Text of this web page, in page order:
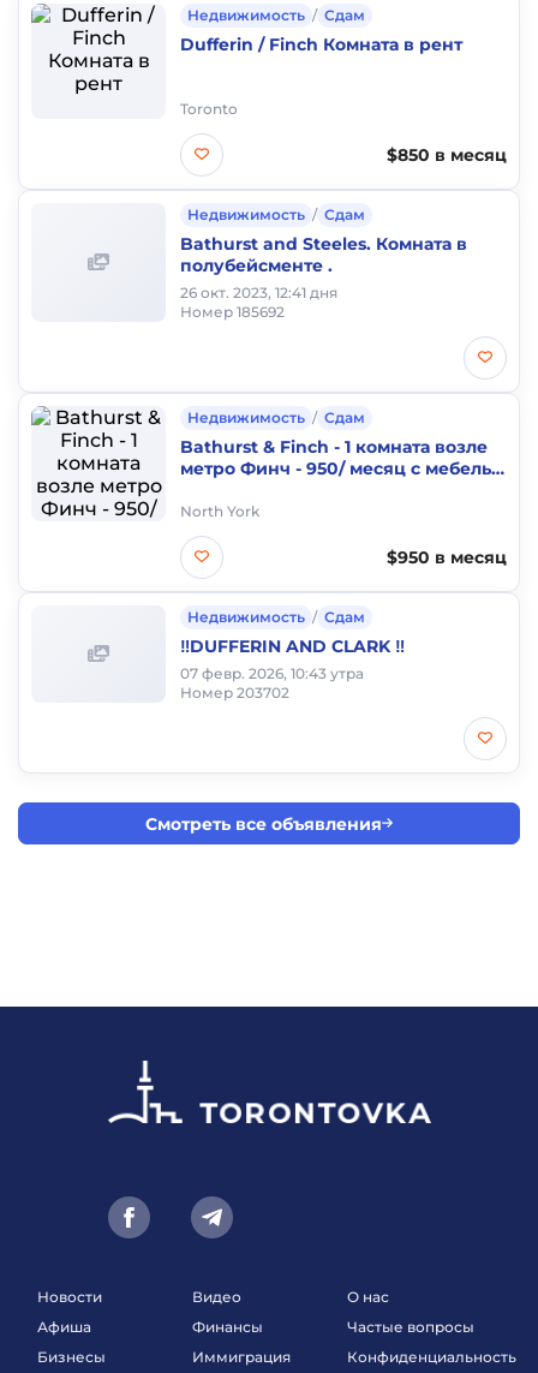
Недвижимость / Сдам
Dufferin / Finch Комната в рент
Toronto
$850 в месяц
Недвижимость / Сдам
Bathurst and Steeles. Комната в
полубейсменте .
26 окт. 2023, 12:41 дня
Номер 185692
Недвижимость / Сдам
Bathurst & Finch - 1 комната возле
метро Финч - 950/ месяц с мебелью
North York
$950 в месяц
Недвижимость / Сдам
‼️DUFFERIN AND CLARK ‼️
07 февр. 2026, 10:43 утра
Номер 203702
Смотреть все объявления
Новости
Афиша
Бизнесы
Видео
Финансы
Иммиграция
О нас
Частые вопросы
Конфиденциальность